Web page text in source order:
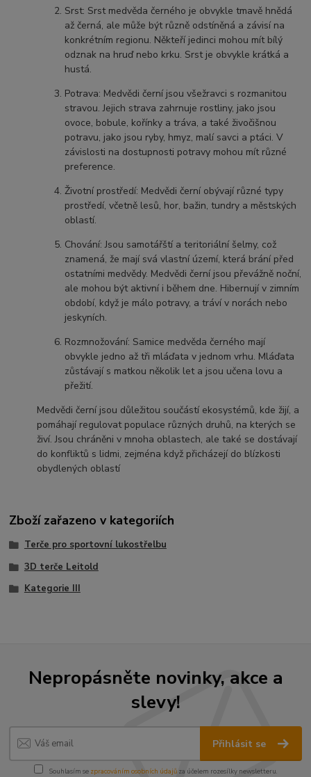
Srst: Srst medvěda černého je obvykle tmavě hnědá
až černá, ale může být různě odstíněná a závisí na
konkrétním regionu. Někteří jedinci mohou mít bílý
odznak na hruď nebo krku. Srst je obvykle krátká a
hustá.
Potrava: Medvědi černí jsou všežravci s rozmanitou
stravou. Jejich strava zahrnuje rostliny, jako jsou
ovoce, bobule, kořínky a tráva, a také živočišnou
potravu, jako jsou ryby, hmyz, malí savci a ptáci. V
závislosti na dostupnosti potravy mohou mít různé
preference.
Životní prostředí: Medvědi černí obývají různé typy
prostředí, včetně lesů, hor, bažin, tundry a městských
oblastí.
Chování: Jsou samotářští a teritoriální šelmy, což
znamená, že mají svá vlastní území, která brání před
ostatními medvědy. Medvědi černí jsou převážně noční,
ale mohou být aktivní i během dne. Hibernují v zimním
období, když je málo potravy, a tráví v norách nebo
jeskyních.
Rozmnožování: Samice medvěda černého mají
obvykle jedno až tři mláďata v jednom vrhu. Mláďata
zůstávají s matkou několik let a jsou učena lovu a
přežití.
Medvědi černí jsou důležitou součástí ekosystémů, kde žijí, a
pomáhají regulovat populace různých druhů, na kterých se
živí. Jsou chráněni v mnoha oblastech, ale také se dostávají
do konfliktů s lidmi, zejména když přicházejí do blízkosti
obydlených oblastí
Zboží zařazeno v kategoriích
Terče pro sportovní lukostřelbu
3D terče Leitold
Kategorie III
Nepropásněte novinky, akce a
slevy!
Přihlásit se
Souhlasím se zpracováním osobních údajůza účelem rozesílky newsletteru.